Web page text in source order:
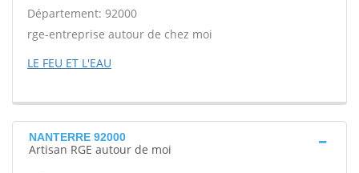
Département: 92000
rge-entreprise autour de chez moi
LE FEU ET L'EAU
NANTERRE 92000
Artisan RGE autour de moi